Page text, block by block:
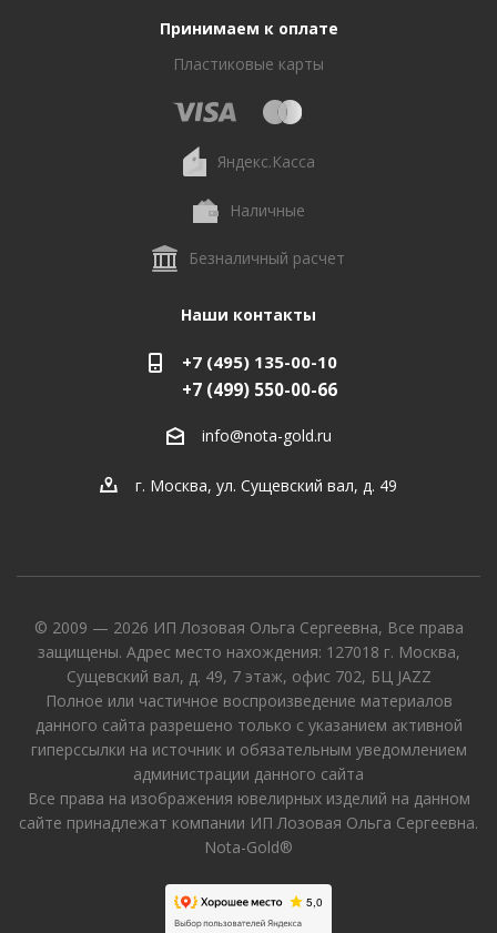
Принимаем к оплате
Пластиковые карты
Яндекс.Касса
Наличные
Безналичный расчет
Наши контакты
+7 (495) 135-00-10
+7 (499) 550-00-66
info@nota-gold.ru
г. Москва, ул. Сущевский вал, д. 49
© 2009 — 2026 ИП Лозовая Ольга Сергеевна, Все права
защищены. Адрес место нахождения: 127018 г. Москва,
Сущевский вал, д. 49, 7 этаж, офис 702, БЦ JAZZ
Полное или частичное воспроизведение материалов
данного сайта разрешено только с указанием активной
гиперссылки на источник и обязательным уведомлением
администрации данного сайта
Все права на изображения ювелирных изделий на данном
сайте принадлежат компании ИП Лозовая Ольга Сергеевна.
Nota-Gold®